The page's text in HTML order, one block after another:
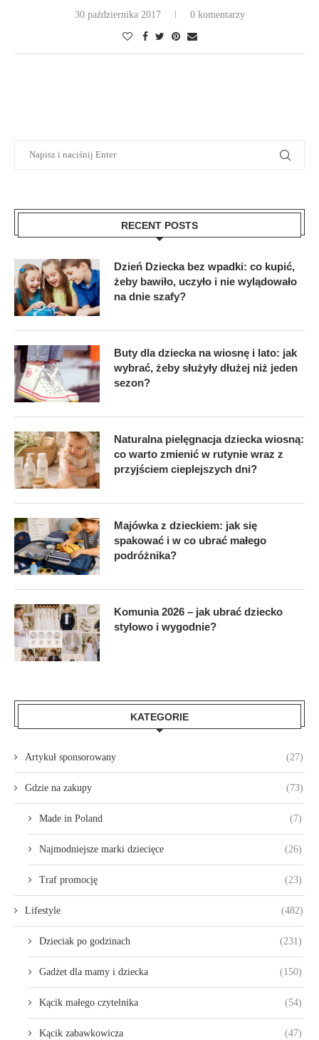
30 października 2017 0 komentarzy
RECENT POSTS
Dzień Dziecka bez wpadki: co kupić,
żeby bawiło, uczyło i nie wylądowało
na dnie szafy?
Buty dla dziecka na wiosnę i lato: jak
wybrać, żeby służyły dłużej niż jeden
sezon?
Naturalna pielęgnacja dziecka wiosną:
co warto zmienić w rutynie wraz z
przyjściem cieplejszych dni?
Majówka z dzieckiem: jak się
spakować i w co ubrać małego
podróżnika?
Komunia 2026 – jak ubrać dziecko
stylowo i wygodnie?
KATEGORIE
Artykuł sponsorowany (27)
Gdzie na zakupy (73)
Made in Poland (7)
Najmodniejsze marki dziecięce (26)
Traf promocję (23)
Lifestyle (482)
Dzieciak po godzinach (231)
Gadżet dla mamy i dziecka (150)
Kącik małego czytelnika (54)
Kącik zabawkowicza (47)